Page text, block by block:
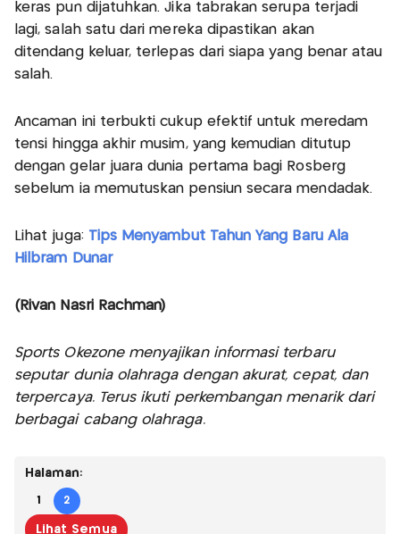
keras pun dijatuhkan. Jika tabrakan serupa terjadi
lagi, salah satu dari mereka dipastikan akan
ditendang keluar, terlepas dari siapa yang benar atau
salah.
Ancaman ini terbukti cukup efektif untuk meredam
tensi hingga akhir musim, yang kemudian ditutup
dengan gelar juara dunia pertama bagi Rosberg
sebelum ia memutuskan pensiun secara mendadak.
Lihat juga: Tips Menyambut Tahun Yang Baru Ala
Hilbram Dunar
(Rivan Nasri Rachman)
Sports Okezone menyajikan informasi terbaru
seputar dunia olahraga dengan akurat, cepat, dan
terpercaya. Terus ikuti perkembangan menarik dari
berbagai cabang olahraga.
Halaman:
1 2
Lihat Semua